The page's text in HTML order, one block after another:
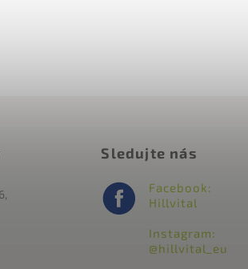
Sledujte nás
Facebook:
Hillvital
Instagram:
@hillvital_eu